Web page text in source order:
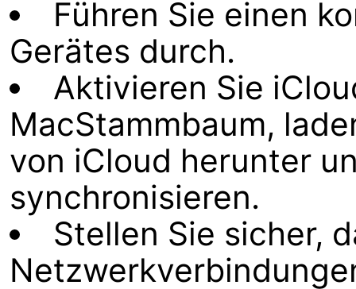
Führen Sie einen
Gerätes durch.
Aktivieren Sie
MacStammbaum,
von iCloud herunter
synchronisieren.
Stellen Sie sicher,